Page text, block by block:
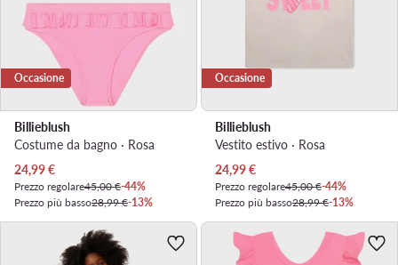
Occasione
Billieblush
Costume da bagno · Rosa
Prezzo attuale
24,99€
Prezzo regolare45,00 €-44%
Prezzo più basso28,99 €-13%
Occasione
Billieblush
Vestito estivo · Rosa
Prezzo attuale
24,99€
Prezzo regolare45,00 €-44%
Prezzo più basso28,99 €-13%